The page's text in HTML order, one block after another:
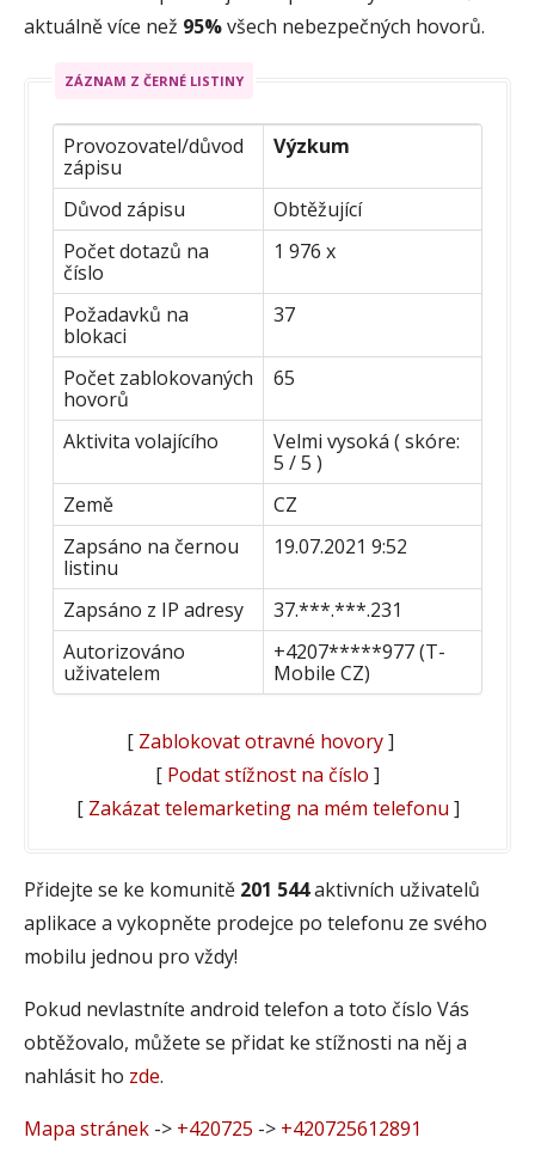
aktuálně více než 95%všech nebezpečných hovorů.
ZÁZNAM Z ČERNÉ LISTINY
Provozovatel/důvod
zápisu
Výzkum
Důvod zápisu
Obtěžující
Počet dotazů na
číslo
1 976 x
Požadavků na
blokaci
37
Počet zablokovaných
hovorů
65
Aktivita volajícího
Velmi vysoká ( skóre:
5 / 5 )
Země
CZ
Zapsáno na černou
listinu
19.07.2021 9:52
Zapsáno z IP adresy
37.***.***.231
Autorizováno
uživatelem
+4207*****977 (T-
Mobile CZ)
[ Zablokovat otravné hovory]
[ Podat stížnost na číslo ]
[ Zakázat telemarketing na mém telefonu ]
Přidejte se ke komunitě 201 544aktivních uživatelů
aplikace a vykopněte prodejce po telefonu ze svého
mobilu jednou pro vždy!
Pokud nevlastníte android telefon a toto číslo Vás
obtěžovalo, můžete se přidat ke stížnosti na něj a
nahlásit ho zde.
Mapa stránek -> +420725 -> +420725612891